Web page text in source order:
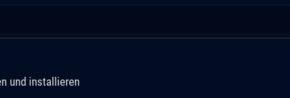
und installieren